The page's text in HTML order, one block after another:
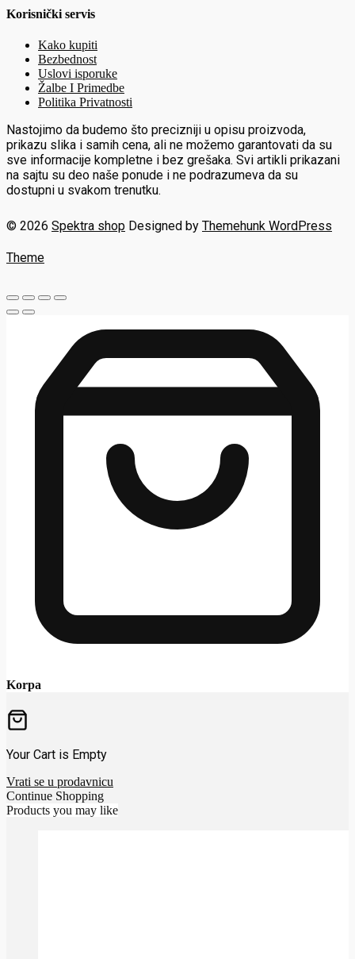
Korisnički servis
Kako kupiti
Bezbednost
Uslovi isporuke
Žalbe I Primedbe
Politika Privatnosti
Nastojimo da budemo što precizniji u opisu proizvoda,
prikazu slika i samih cena, ali ne možemo garantovati da su
sve informacije kompletne i bez grešaka. Svi artikli prikazani
na sajtu su deo naše ponude i ne podrazumeva da su
dostupni u svakom trenutku.
© 2026 Spektra shop Designed by Themehunk WordPress
Theme
Korpa
Your Cart is Empty
Vrati se u prodavnicu
Continue Shopping
Products you may like